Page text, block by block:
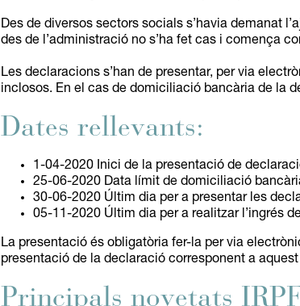
Des de diversos sectors socials s’havia demanat
des de l’administració no s’ha fet cas i comença
Les declaracions s’han de presentar, per via
inclosos. En el cas de domiciliació bancària de la
Dates rellevants:
1-04-2020 Inici de la presentació de
25-06-2020 Data límit de domiciliació
30-06-2020 Últim dia per a presentar les
05-11-2020 Últim dia per a realitzar l’ingrés
La presentació és obligatòria fer-la per via
presentació de la declaració corresponent a
Principals novetats